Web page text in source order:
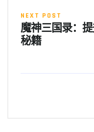
NEXT POST
魔神三国录：
秘籍